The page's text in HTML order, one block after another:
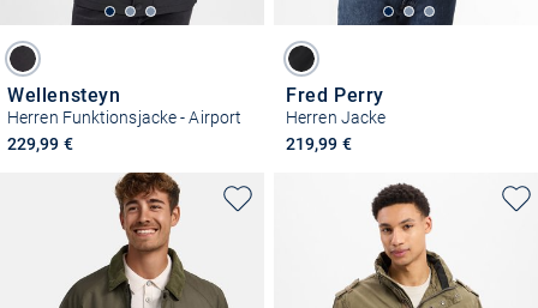
Wellensteyn
Herren Funktionsjacke - Airport
229,99 €
Fred Perry
Herren Jacke
219,99 €